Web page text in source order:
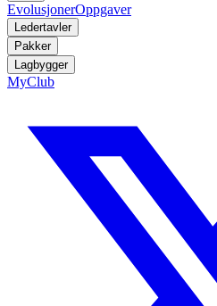
EvolusjonerOppgaver
Ledertavler
Pakker
Lagbygger
MyClub